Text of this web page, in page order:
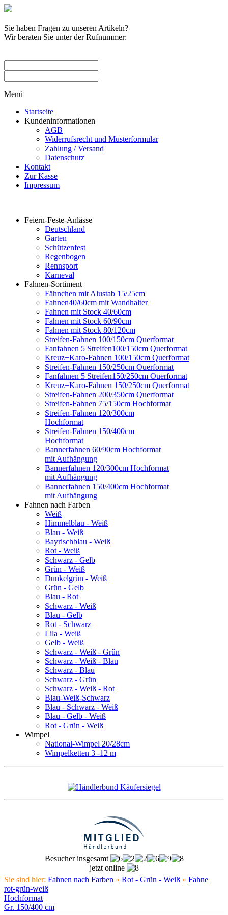
Sie haben Fragen zu unseren Artikeln?
Wir beraten Sie unter der Rufnummer:
Menü
Startseite
Kundeninformationen
AGB
Widerrufsrecht und Musterformular
Zahlung / Versand
Datenschutz
Kontakt
Zur Kasse
Impressum
Feiern-Feste-Anlässe
Deutschland
Garten
Schützenfest
Regenbogen
Rennsport
Karneval
Fahnen-Sortiment
Fähnchen mit Alustab 15/25cm
Fahnen40/60cm mit Wandhalter
Fahnen mit Stock 40/60cm
Fahnen mit Stock 60/90cm
Fahnen mit Stock 80/120cm
Streifen-Fahnen 100/150cm Querformat
Fanfahnen 5 Streifen100/150cm Querformat
Kreuz+Karo-Fahnen 100/150cm Querformat
Streifen-Fahnen 150/250cm Ouerformat
Fanfahnen 5 Streifen150/250cm Ouerformat
Kreuz+Karo-Fahnen 150/250cm Querformat
Streifen-Fahnen 200/350cm Querformat
Streifen-Fahnen 75/150cm Hochformat
Streifen-Fahnen 120/300cm
Hochformat
Streifen-Fahnen 150/400cm
Hochformat
Bannerfahnen 60/90cm Hochformat
mit Aufhängung
Bannerfahnen 120/300cm Hochformat
mit Aufhängung
Bannerfahnen 150/400cm Hochformat
mit Aufhängung
Fahnen nach Farben
Weiß
Himmelblau - Weiß
Blau - Weiß
Bayrischblau - Weiß
Rot - Weiß
Schwarz - Gelb
Grün - Weiß
Dunkelgrün - Weiß
Grün - Gelb
Blau - Rot
Schwarz - Weiß
Blau - Gelb
Rot - Schwarz
Lila - Weiß
Gelb - Weiß
Schwarz - Weiß - Grün
Schwarz - Weiß - Blau
Schwarz - Blau
Schwarz - Grün
Schwarz - Weiß - Rot
Blau-Weiß-Schwarz
Blau - Schwarz - Weiß
Blau - Gelb - Weiß
Rot - Grün - Weiß
Wimpel
National-Wimpel 20/28cm
Wimpelketten 3 -12 m
Besucher insgesamt
jetzt online
Sie sind hier: Fahnen nach Farben » Rot - Grün - Weiß » Fahne
rot-grün-weiß
Hochformat
Gr. 150/400 cm